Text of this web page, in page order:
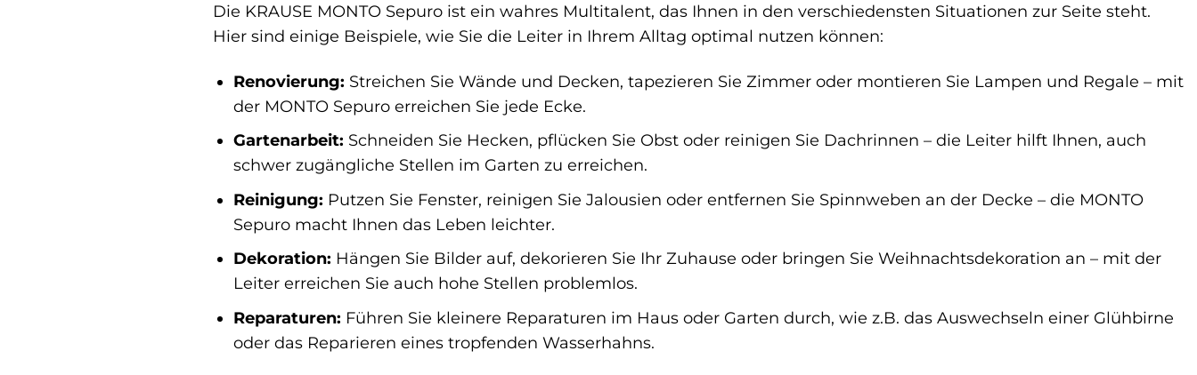
Die KRAUSE MONTO Sepuro ist ein wahres Multitalent, das Ihnen in den verschiedensten Situationen zur Seite steht.
Hier sind einige Beispiele, wie Sie die Leiter in Ihrem Alltag optimal nutzen können:
Renovierung: Streichen Sie Wände und Decken, tapezieren Sie Zimmer oder montieren Sie Lampen und Regale – mit
der MONTO Sepuro erreichen Sie jede Ecke.
Gartenarbeit: Schneiden Sie Hecken, pflücken Sie Obst oder reinigen Sie Dachrinnen – die Leiter hilft Ihnen, auch
schwer zugängliche Stellen im Garten zu erreichen.
Reinigung: Putzen Sie Fenster, reinigen Sie Jalousien oder entfernen Sie Spinnweben an der Decke – die MONTO
Sepuro macht Ihnen das Leben leichter.
Dekoration: Hängen Sie Bilder auf, dekorieren Sie Ihr Zuhause oder bringen Sie Weihnachtsdekoration an – mit der
Leiter erreichen Sie auch hohe Stellen problemlos.
Reparaturen: Führen Sie kleinere Reparaturen im Haus oder Garten durch, wie z.B. das Auswechseln einer Glühbirne
oder das Reparieren eines tropfenden Wasserhahns.